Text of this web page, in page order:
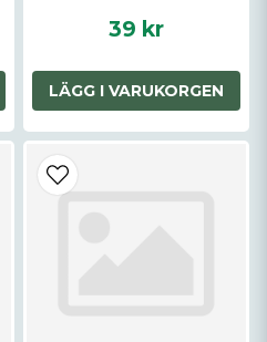
39 kr
LÄGG I VARUKORGEN